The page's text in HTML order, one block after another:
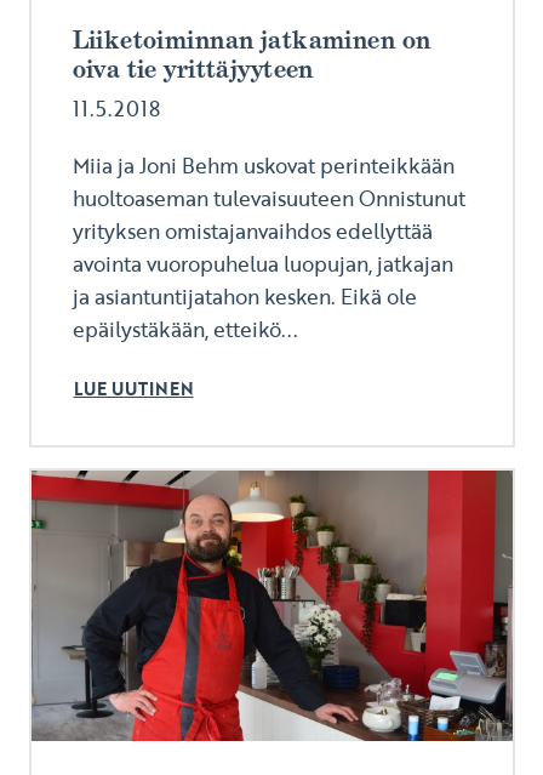
Liiketoiminnan jatkaminen on
oiva tie yrittäjyyteen
11.5.2018
Miia ja Joni Behm uskovat perinteikkään
huoltoaseman tulevaisuuteen Onnistunut
yrityksen omistajanvaihdos edellyttää
avointa vuoropuhelua luopujan, jatkajan
ja asiantuntijatahon kesken. Eikä ole
epäilystäkään, etteikö...
LUE UUTINEN